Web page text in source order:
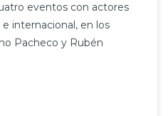
eventos con actores
internacional, en los
Pacheco y Rubén